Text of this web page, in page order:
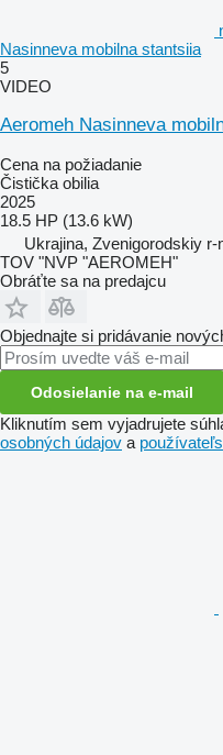
Nasinneva mobilna stantsiia
5
VIDEO
Aeromeh Nasinneva
Cena na požiadanie
Čistička obilia
2025
18.5 HP (13.6 kW)
Ukrajina, Zvenigorodskiy r-
TOV "NVP "AEROMEH"
Obráťte sa na predajcu
Objednajte si pridávanie
Odosielanie na e-mail
Kliknutím sem vyjadrujete
osobných údajov a